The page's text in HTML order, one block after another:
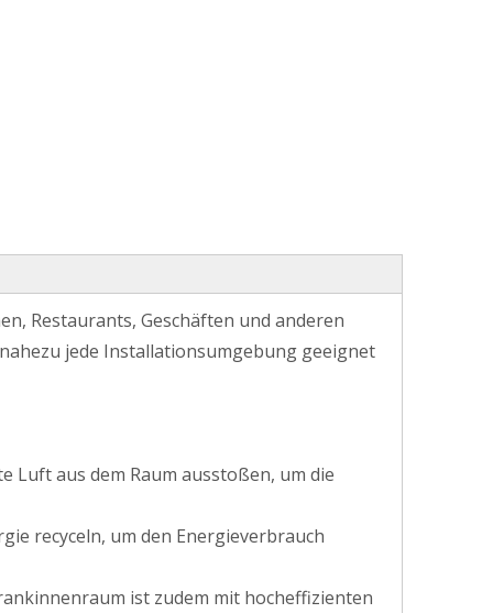
Restaurants, Geschäften und anderen
jede Installationsumgebung geeignet
Luft aus dem Raum ausstoßen, um die
recyceln, um den Energieverbrauch
ist zudem mit hocheffizienten